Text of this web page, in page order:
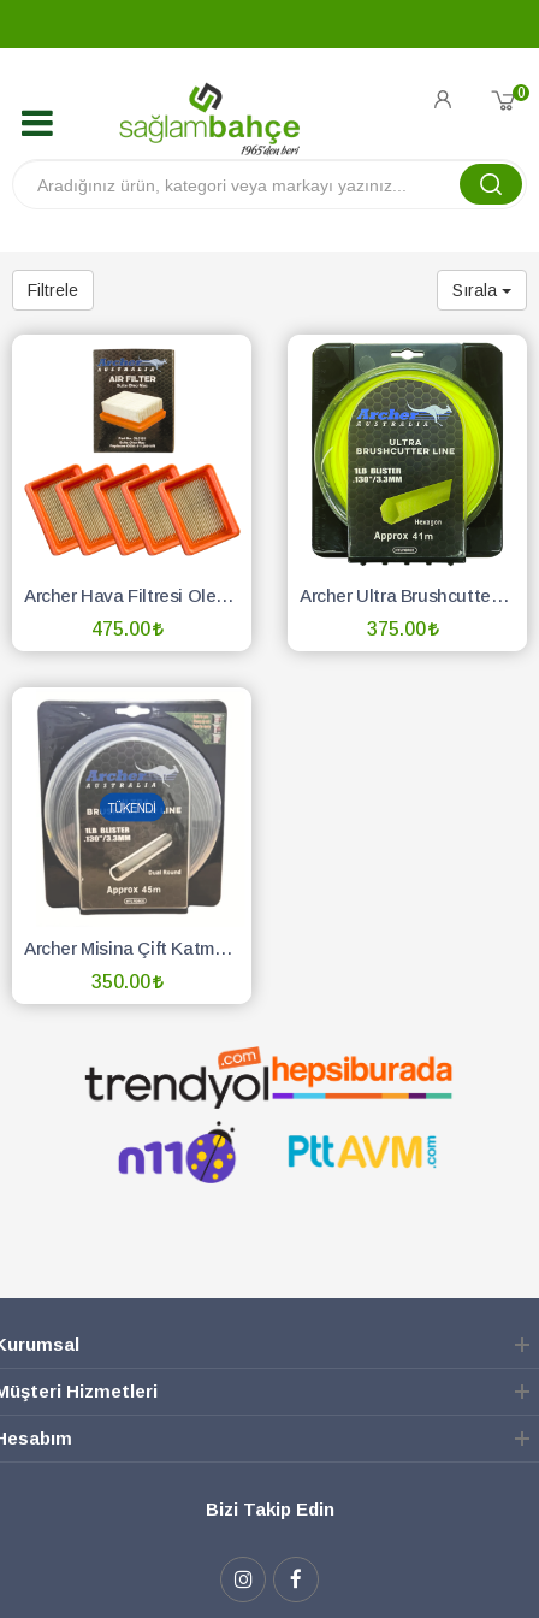
0
Filtrele Sırala
Archer Hava Filtresi Oleomac Uyumlu - 5 Adet
475.00
SEPETE EKLE
Archer Ultra Brushcutter Line Tırpan Misina İpi (Altıgen) 3.3mm 41 Metre
375.00
Archer Misina Çift Katmanlı 3.3 Mm Yuvarlak 45 Mt
350.00
Hizmetleri
Bizi Takip Edin